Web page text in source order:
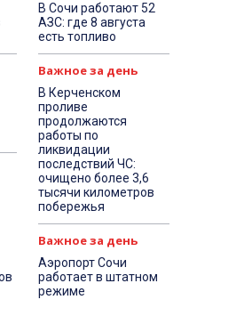
В Сочи работают 52
АЗС: где 8 августа
есть топливо
Важное за день
В Керченском
проливе
продолжаются
работы по
ликвидации
последствий ЧС:
очищено более 3,6
тысячи километров
побережья
Важное за день
Аэропорт Сочи
работает в штатном
режиме